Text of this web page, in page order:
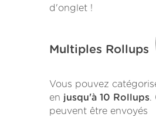
d'onglet !
Multiples Rollups
Vous pouvez
en jusqu'à 10 Rollups.
peuvent être envoyés